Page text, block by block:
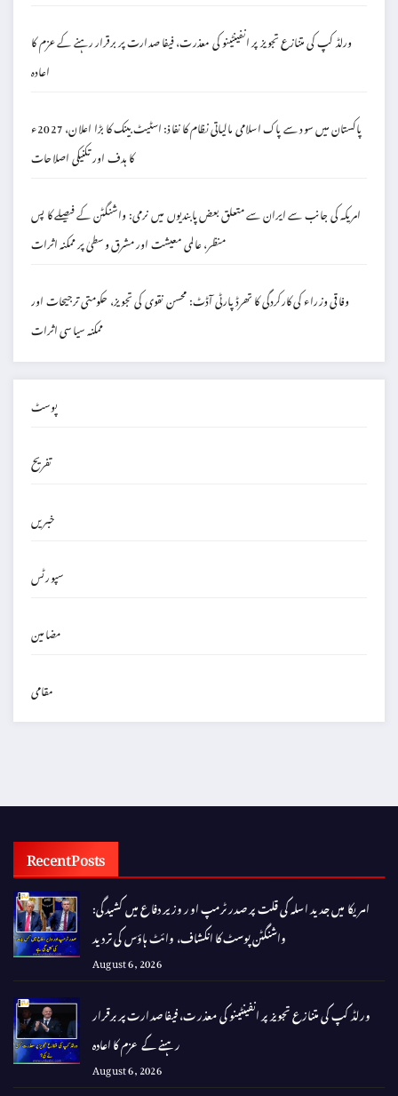
ورلڈ کپ کی متنازع تجویز پر انفینٹینو کی معذرت، فیفا صدارت پر برقرار رہنے کے عزم کا
اعادہ
پاکستان میں سود سے پاک اسلامی مالیاتی نظام کا نفاذ: اسٹیٹ بینک کا بڑا اعلان، 2027ء
کا ہدف اور تکنیکی اصلاحات
امریکہ کی جانب سے ایران سے متعلق بعض پابندیوں میں نرمی: واشنگٹن کے فیصلے کا پس
منظر، عالمی معیشت اور مشرق وسطیٰ پر ممکنہ اثرات
وفاقی وزراء کی کارکردگی کا تھرڈ پارٹی آڈٹ: محسن نقوی کی تجویز، حکومتی ترجیحات اور
ممکنہ سیاسی اثرات
پوسٹ
تفریح
خبریں
سپورٹس
مضامین
مقامی
Recent Posts
امریکا میں جدید اسلہ کی قلت پر صدر ٹرمپ اور وزیر دفاع میں کشیدگی:
واشنگٹن پوسٹ کا انکشاف، وائٹ ہاؤس کی تردید
August 6, 2026
ورلڈ کپ کی متنازع تجویز پر انفینٹینو کی معذرت، فیفا صدارت پر برقرار
رہنے کے عزم کا اعادہ
August 6, 2026